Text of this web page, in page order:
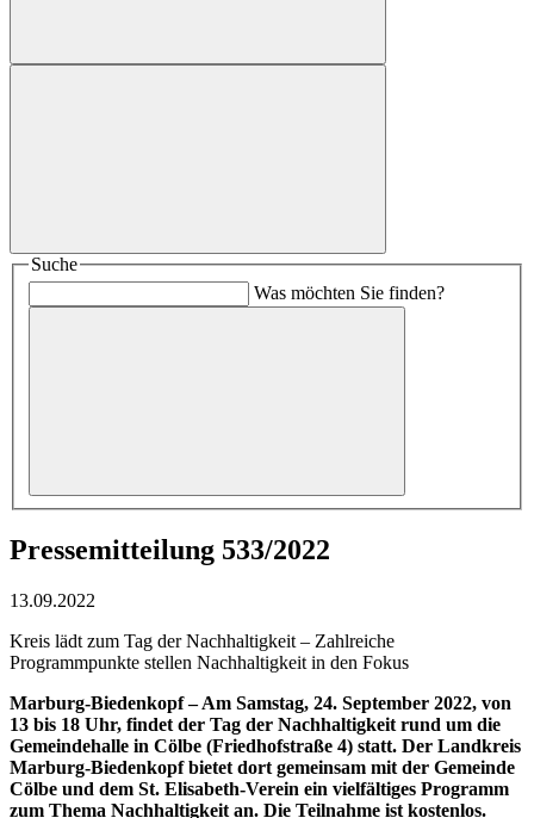
Suche
Was möchten Sie finden?
Pressemitteilung 533/2022
13.09.2022
Kreis lädt zum Tag der Nachhaltigkeit – Zahlreiche
Programmpunkte stellen Nachhaltigkeit in den Fokus
Marburg-Biedenkopf – Am Samstag, 24. September 2022, von
13 bis 18 Uhr, findet der Tag der Nachhaltigkeit rund um die
Gemeindehalle in Cölbe (Friedhofstraße 4) statt. Der Landkreis
Marburg-Biedenkopf bietet dort gemeinsam mit der Gemeinde
Cölbe und dem St. Elisabeth-Verein ein vielfältiges Programm
zum Thema Nachhaltigkeit an. Die Teilnahme ist kostenlos.